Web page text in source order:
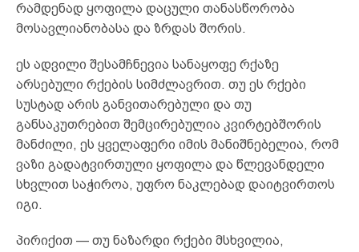
რამდენად ყოფილა დაცული თანასწორობა
მოსავლიანობასა და ზრდას შორის.
ეს ადვილი შესამჩნევია სანაყოფე რქაზე
არსებული რქების სიმძლავრით. თუ ეს რქები
სუსტად არის განვითარებული და თუ
განსაკუთრებით შემცირებულია კვირტებშორის
მანძილი, ეს ყველაფერი იმის მანიშნებელია, რომ
ვაზი გადატვირთული ყოფილა და წლევანდელი
სხვლით საჭიროა, უფრო ნაკლებად დაიტვირთოს
იგი.
პირიქით — თუ ნაზარდი რქები მსხვილია,